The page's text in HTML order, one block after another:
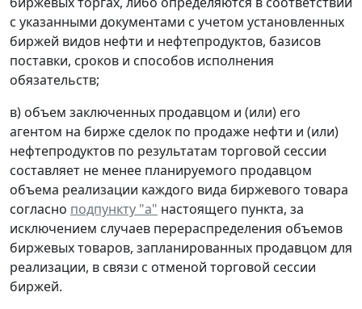
с указанными документами с учетом установленных
биржей видов нефти и нефтепродуктов, базисов
поставки, сроков и способов исполнения
обязательств;
в) объем заключенных продавцом и (или) его
агентом на бирже сделок по продаже нефти и (или)
нефтепродуктов по результатам торговой сессии
составляет не менее планируемого продавцом
объема реализации каждого вида биржевого товара
согласно подпункту "а" настоящего пункта, за
исключением случаев перераспределения объемов
биржевых товаров, запланированных продавцом для
реализации, в связи с отменой торговой сессии
биржей.